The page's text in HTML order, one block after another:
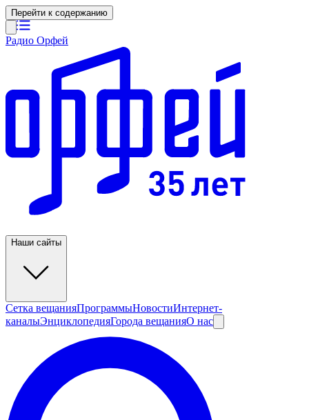
Перейти к содержанию
Радио Орфей
Наши сайты
Сетка вещанияПрограммыНовостиИнтернет-
каналыЭнциклопедияГорода вещанияО нас